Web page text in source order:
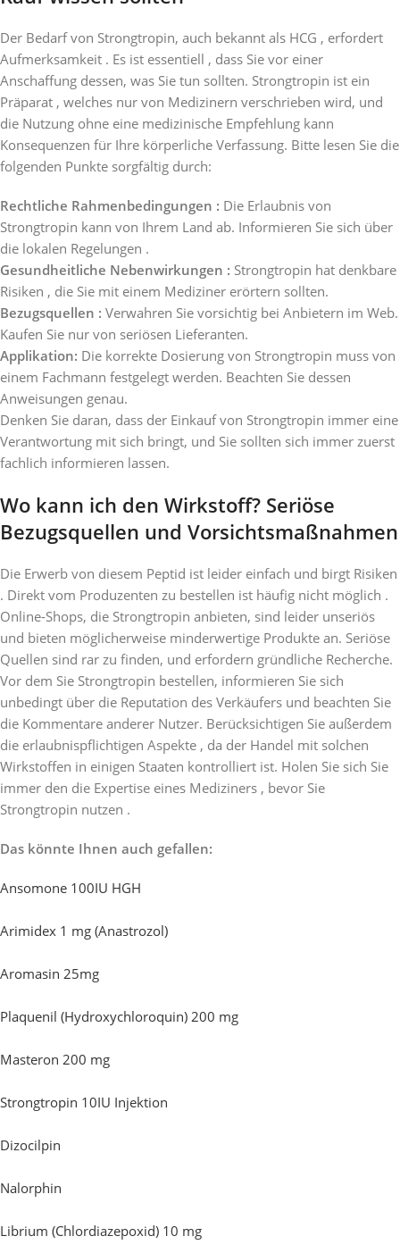
Der Bedarf von Strongtropin, auch bekannt als HCG , erfordert
Aufmerksamkeit . Es ist essentiell , dass Sie vor einer
Anschaffung dessen, was Sie tun sollten. Strongtropin ist ein
Präparat , welches nur von Medizinern verschrieben wird, und
die Nutzung ohne eine medizinische Empfehlung kann
Konsequenzen für Ihre körperliche Verfassung. Bitte lesen Sie die
folgenden Punkte sorgfältig durch:
Rechtliche Rahmenbedingungen : Die Erlaubnis von
Strongtropin kann von Ihrem Land ab. Informieren Sie sich über
die lokalen Regelungen .
Gesundheitliche Nebenwirkungen : Strongtropin hat denkbare
Risiken , die Sie mit einem Mediziner erörtern sollten.
Bezugsquellen : Verwahren Sie vorsichtig bei Anbietern im Web.
Kaufen Sie nur von seriösen Lieferanten.
Applikation: Die korrekte Dosierung von Strongtropin muss von
einem Fachmann festgelegt werden. Beachten Sie dessen
Anweisungen genau.
Denken Sie daran, dass der Einkauf von Strongtropin immer eine
Verantwortung mit sich bringt, und Sie sollten sich immer zuerst
fachlich informieren lassen.
Wo kann ich den Wirkstoff? Seriöse
Bezugsquellen und Vorsichtsmaßnahmen
Die Erwerb von diesem Peptid ist leider einfach und birgt Risiken
. Direkt vom Produzenten zu bestellen ist häufig nicht möglich .
Online-Shops, die Strongtropin anbieten, sind leider unseriös
und bieten möglicherweise minderwertige Produkte an. Seriöse
Quellen sind rar zu finden, und erfordern gründliche Recherche.
Vor dem Sie Strongtropin bestellen, informieren Sie sich
unbedingt über die Reputation des Verkäufers und beachten Sie
die Kommentare anderer Nutzer. Berücksichtigen Sie außerdem
die erlaubnispflichtigen Aspekte , da der Handel mit solchen
Wirkstoffen in einigen Staaten kontrolliert ist. Holen Sie sich Sie
immer den die Expertise eines Mediziners , bevor Sie
Strongtropin nutzen .
Das könnte Ihnen auch gefallen:
Ansomone 100IU HGH
Arimidex 1 mg (Anastrozol)
Aromasin 25mg
Plaquenil (Hydroxychloroquin) 200 mg
Masteron 200 mg
Strongtropin 10IU Injektion
Dizocilpin
Nalorphin
Librium (Chlordiazepoxid) 10 mg